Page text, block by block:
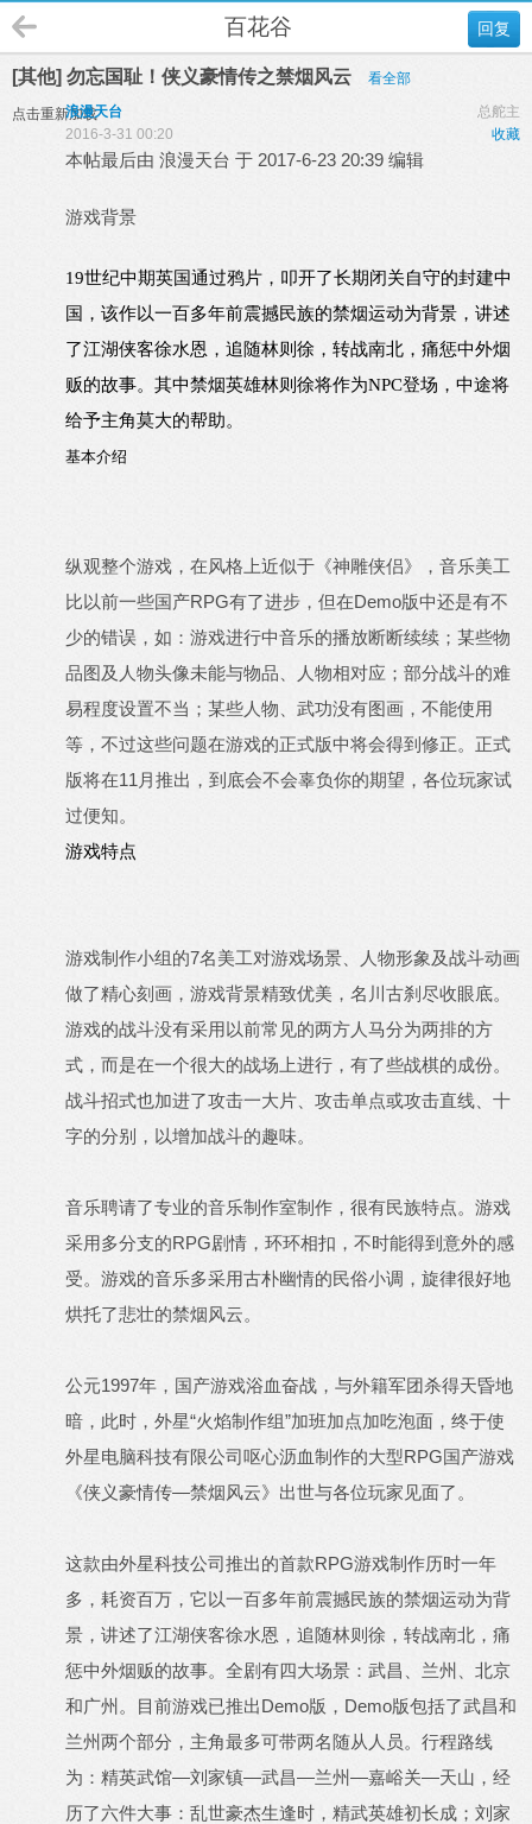
回复
百花谷
[其他] 勿忘国耻！侠义豪情传之禁烟风云 看全部
点击重新加载 总舵主
浪漫天台
收藏
2016-3-31 00:20
本帖最后由 浪漫天台 于 2017-6-23 20:39 编辑
游戏背景
19世纪中期英国通过鸦片，叩开了长期闭关自守的封建中
国，该作以一百多年前震撼民族的禁烟运动为背景，讲述
了江湖侠客徐水恩，追随林则徐，转战南北，痛惩中外烟
贩的故事。其中禁烟英雄林则徐将作为NPC登场，中途将
给予主角莫大的帮助。
基本介绍
纵观整个游戏，在风格上近似于《神雕侠侣》，音乐美工
比以前一些国产RPG有了进步，但在Demo版中还是有不
少的错误，如：游戏进行中音乐的播放断断续续；某些物
品图及人物头像未能与物品、人物相对应；部分战斗的难
易程度设置不当；某些人物、武功没有图画，不能使用
等，不过这些问题在游戏的正式版中将会得到修正。正式
版将在11月推出，到底会不会辜负你的期望，各位玩家试
过便知。
游戏特点
游戏制作小组的7名美工对游戏场景、人物形象及战斗动画
做了精心刻画，游戏背景精致优美，名川古刹尽收眼底。
游戏的战斗没有采用以前常见的两方人马分为两排的方
式，而是在一个很大的战场上进行，有了些战棋的成份。
战斗招式也加进了攻击一大片、攻击单点或攻击直线、十
字的分别，以增加战斗的趣味。
音乐聘请了专业的音乐制作室制作，很有民族特点。游戏
采用多分支的RPG剧情，环环相扣，不时能得到意外的感
受。游戏的音乐多采用古朴幽情的民俗小调，旋律很好地
烘托了悲壮的禁烟风云。
公元1997年，国产游戏浴血奋战，与外籍军团杀得天昏地
暗，此时，外星“火焰制作组”加班加点加吃泡面，终于使
外星电脑科技有限公司呕心沥血制作的大型RPG国产游戏
《侠义豪情传—禁烟风云》出世与各位玩家见面了。
这款由外星科技公司推出的首款RPG游戏制作历时一年
多，耗资百万，它以一百多年前震撼民族的禁烟运动为背
景，讲述了江湖侠客徐水恩，追随林则徐，转战南北，痛
惩中外烟贩的故事。全剧有四大场景：武昌、兰州、北京
和广州。目前游戏已推出Demo版，Demo版包括了武昌和
兰州两个部分，主角最多可带两名随从人员。行程路线
为：精英武馆—刘家镇—武昌—兰州—嘉峪关—天山，经
历了六件大事：乱世豪杰生逢时，精武英雄初长成；刘家